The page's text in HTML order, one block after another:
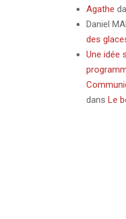
Agathe
Daniel
des
Une idée
dans Le